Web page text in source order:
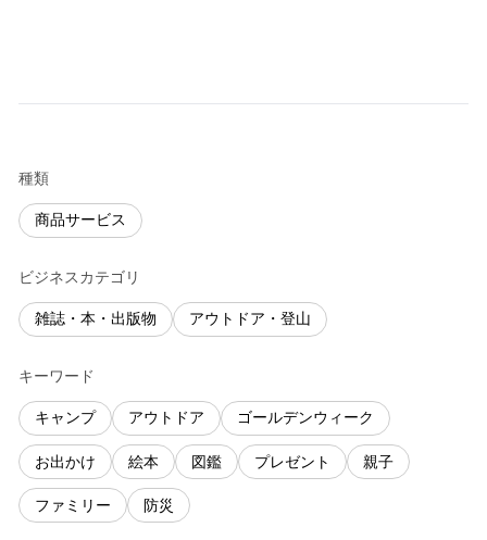
種類
商品サービス
ビジネスカテゴリ
雑誌・本・出版物 アウトドア・登山
キーワード
キャンプ アウトドア ゴールデンウィーク
お出かけ 絵本 図鑑 プレゼント 親子
ファミリー 防災